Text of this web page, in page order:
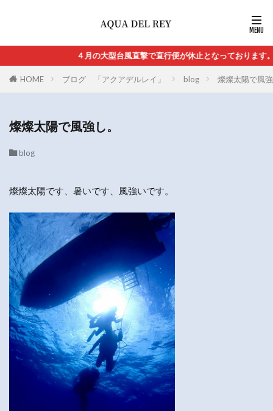
４月の大型台風直撃で直行便が休止となっております
HOME ブログ 「アクアデルレイ」 blog 燦燦太陽で風
燦燦太陽で風強し。
blog
燦燦太陽です、暑いです、風強いです。